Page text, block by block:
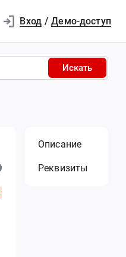
Вход / Демо-доступ
Искать
Описание
Реквизиты